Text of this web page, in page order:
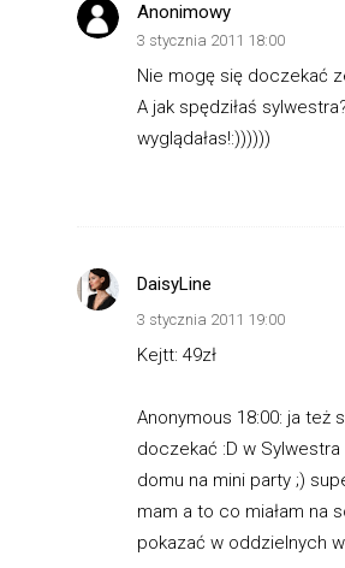
Anonimowy
3 stycznia 2011 18:00
Nie mogę się doczekać
A jak spędziłaś
wyglądałas!:))))))
DaisyLine
3 stycznia 2011 19:00
Kejtt: 49zł
Anonymous 18:00: ja też
doczekać :D w Sylwestra
domu na mini party ;)
mam a to co miałam na
pokazać w oddzielnych